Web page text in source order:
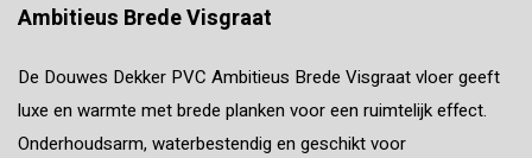
Ambitieus Brede Visgraat
De Douwes Dekker PVC Ambitieus Brede Visgraat vloer geeft
luxe en warmte met brede planken voor een ruimtelijk effect.
Onderhoudsarm, waterbestendig en geschikt voor